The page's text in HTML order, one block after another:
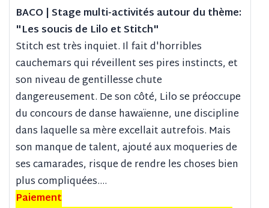
BACO | Stage multi-activités autour du thème:
"Les soucis de Lilo et Stitch"
Stitch est très inquiet. Il fait d'horribles
cauchemars qui réveillent ses pires instincts, et
son niveau de gentillesse chute
dangereusement. De son côté, Lilo se préoccupe
du concours de danse hawaïenne, une discipline
dans laquelle sa mère excellait autrefois. Mais
son manque de talent, ajouté aux moqueries de
ses camarades, risque de rendre les choses bien
plus compliquées….
Paiement